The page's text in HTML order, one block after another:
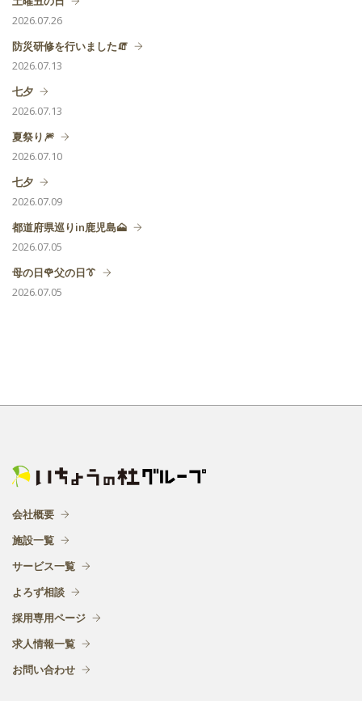
2026.07.26
防災研修を行いました🧯
2026.07.13
七夕
2026.07.13
夏祭り🎆
2026.07.10
七夕
2026.07.09
都道府県巡りin鹿児島🗻
2026.07.05
母の日🌹父の日👔
2026.07.05
会社概要
施設一覧
サービス一覧
よろず相談
採用専用ページ
求人情報一覧
お問い合わせ